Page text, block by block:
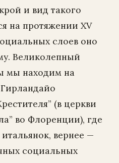
и вид такого
на протяжении XV
слоев оно
Великолепный
мы находим на
(в церкви
во Флоренции), где
вернее —
социальных